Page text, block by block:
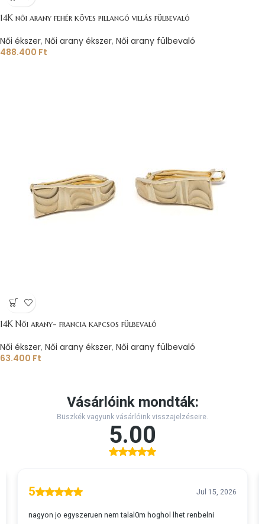
14K női arany fehér köves pillangó villás fülbevaló
Női ékszer, Női arany ékszer, Női arany fülbevaló
488.400 Ft
14K Női arany- francia kapcsos fülbevaló
Női ékszer, Női arany ékszer, Női arany fülbevaló
63.400 Ft